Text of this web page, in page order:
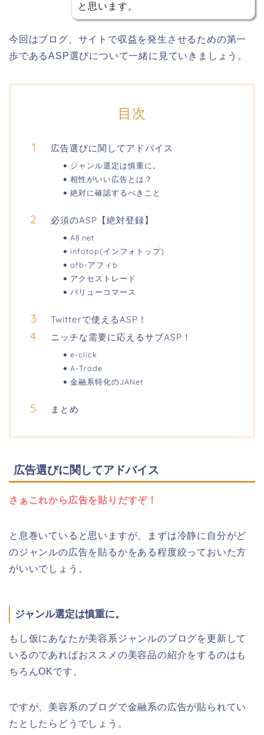
と思います。
今回はブログ、サイトで収益を発生させるための第一
歩であるASP選びについて一緒に見ていきましょう。
目次
広告選びに関してアドバイス
ジャンル選定は慎重に。
相性がいい広告とは？
絶対に確認するべきこと
必須のASP【絶対登録】
A8.net
infotop(インフォトップ)
afb-アフィb
アクセストレード
バリューコマース
Twitterで使えるASP！
ニッチな需要に応えるサブASP！
e-click
A-Trade
金融系特化のJANet
まとめ
広告選びに関してアドバイス
さぁこれから広告を貼りだすぞ！
と息巻いていると思いますが、まずは冷静に自分がど
のジャンルの広告を貼るかをある程度絞っておいた方
がいいでしょう。
ジャンル選定は慎重に。
もし仮にあなたが美容系ジャンルのブログを更新して
いるのであればおススメの美容品の紹介をするのはも
ちろんOKです。
ですが、美容系のブログで金融系の広告が貼られてい
たとしたらどうでしょう。